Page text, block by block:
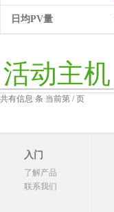
日均PV量
活动主机
共有信息 条 当前第 / 页
入门
了解产品
联系我们